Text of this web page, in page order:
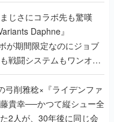
じさにコラボ先も驚嘆
Daphne』
が期間限定なのにジョブ
戦闘システムもワンオフ
由を両ディレクターに聞
弓削雅稔×『ライデンファ
貴幸──かつて縦シュー全
2人が、30年後に同じ会